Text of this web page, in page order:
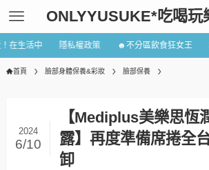
ONLYYUSUKE*吃喝玩
在生活中 隱私權政策 ☻不分區飲食狂女王
首頁 臉部身體保養&彩妝 臉部保養
【Mediplus美樂思恆
露】再度準備席捲全
卸
2024
6/10